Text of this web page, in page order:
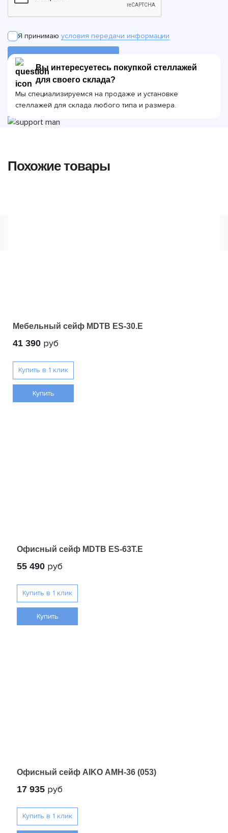
Я принимаю условия передачи информации
ОТПРАВИТЬ ЗАЯВКУ
Вы интересуетесь покупкой стеллажей
для своего склада?
Мы специализируемся на продаже и установке
стеллажей для склада любого типа и размера.
Похожие товары
Мебельный сейф MDTB ES-30.Е
41 390 руб
Купить
Офисный сейф MDTB ES-63Т.Е
55 490 руб
Купить
Офисный сейф AIKO AMH-36 (053)
17 935 руб